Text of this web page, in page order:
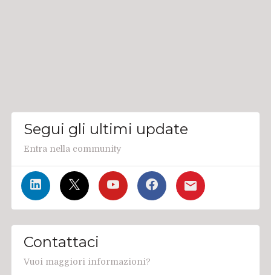
Segui gli ultimi update
Entra nella community
Contattaci
Vuoi maggiori informazioni?